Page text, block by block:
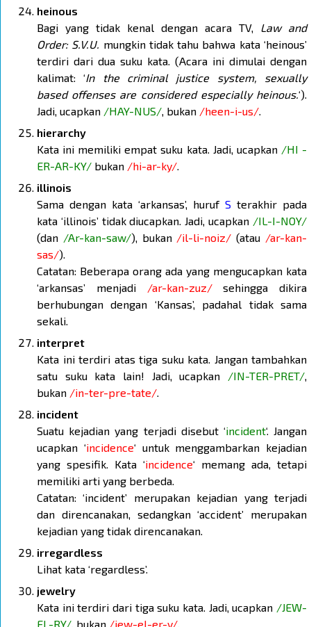
heinous
Bagi yang tidak kenal dengan acara TV, Law and
Order: S.V.U. mungkin tidak tahu bahwa kata ‘heinous’
terdiri dari dua suku kata. (Acara ini dimulai dengan
kalimat: ‘In the criminal justice system, sexually
based offenses are considered especially heinous.‘).
Jadi, ucapkan /HAY-NUS/, bukan /heen-i-us/.
hierarchy
Kata ini memiliki empat suku kata. Jadi, ucapkan /HI -
ER-AR-KY/ bukan /hi-ar-ky/.
illinois
Sama dengan kata ‘arkansas’, huruf S terakhir pada
kata ‘illinois’ tidak diucapkan. Jadi, ucapkan /IL-I-NOY/
(dan /Ar-kan-saw/), bukan /il-li-noiz/ (atau /ar-kan-
sas/).
Catatan: Beberapa orang ada yang mengucapkan kata
‘arkansas’ menjadi /ar-kan-zuz/sehingga dikira
berhubungan dengan ‘Kansas’, padahal tidak sama
sekali.
interpret
Kata ini terdiri atas tiga suku kata. Jangan tambahkan
satu suku kata lain! Jadi, ucapkan /IN-TER-PRET/,
bukan /in-ter-pre-tate/.
incident
Suatu kejadian yang terjadi disebut ‘incident‘. Jangan
ucapkan ‘incidence‘ untuk menggambarkan kejadian
yang spesifik. Kata ‘incidence‘ memang ada, tetapi
memiliki arti yang berbeda.
Catatan: ‘incident’ merupakan kejadian yang terjadi
dan direncanakan, sedangkan ‘accident’ merupakan
kejadian yang tidak direncanakan.
irregardless
Lihat kata ‘regardless’.
jewelry
Kata ini terdiri dari tiga suku kata. Jadi, ucapkan /JEW-
EL-RY/, bukan /jew-el-er-y/.